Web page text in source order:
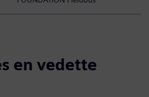
en vedette